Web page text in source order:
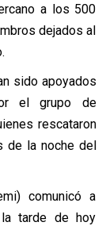
a los 500
dejados al
sido apoyados
el grupo de
rescataron
de la noche del
comunicó a
tarde de hoy